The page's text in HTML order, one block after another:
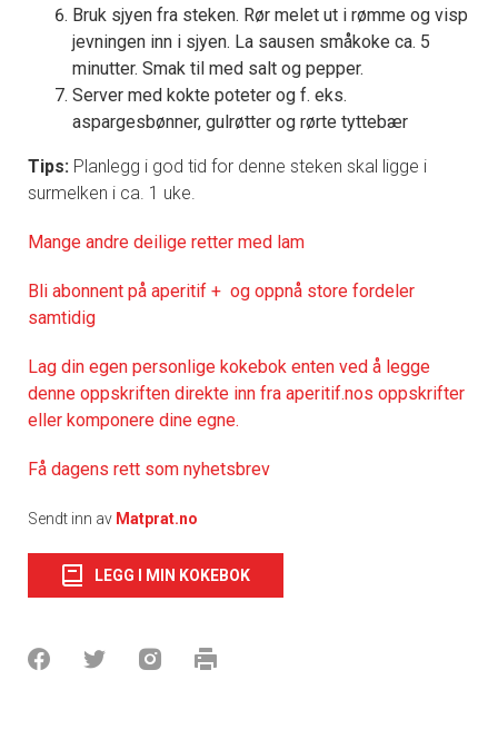
Bruk sjyen fra steken. Rør melet ut i rømme og visp
jevningen inn i sjyen. La sausen småkoke ca. 5
minutter. Smak til med salt og pepper.
Server med kokte poteter og f. eks.
aspargesbønner, gulrøtter og rørte tyttebær
Tips: Planlegg i god tid for denne steken skal ligge i
surmelken i ca. 1 uke.
Mange andre deilige retter med lam
Bli abonnent på aperitif + og oppnå store fordeler
samtidig
Lag din egen personlige kokebok enten ved å legge
denne oppskriften direkte inn fra aperitif.nos oppskrifter
eller komponere dine egne.
Få dagens rett som nyhetsbrev
Sendt inn av Matprat.no
LEGG I MIN KOKEBOK